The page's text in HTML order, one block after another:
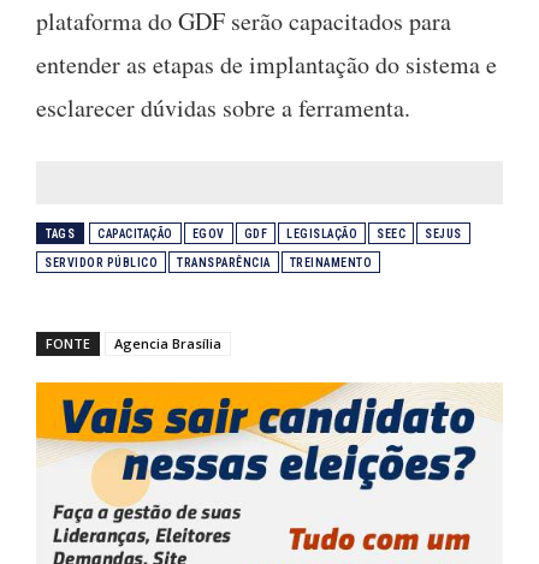
plataforma do GDF serão capacitados para
entender as etapas de implantação do sistema e
esclarecer dúvidas sobre a ferramenta.
TAGS CAPACITAÇÃO EGOV GDF LEGISLAÇÃO SEEC SEJUS
SERVIDOR PÚBLICO TRANSPARÊNCIA TREINAMENTO
FONTE Agencia Brasília